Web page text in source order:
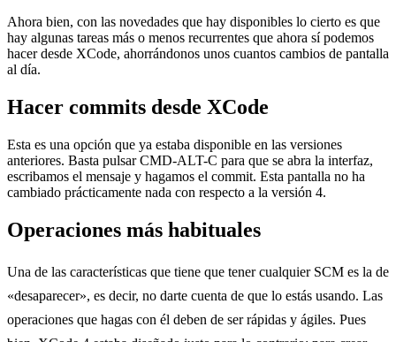
Ahora bien, con las novedades que hay disponibles lo cierto es que
hay algunas tareas más o menos recurrentes que ahora sí podemos
hacer desde XCode, ahorrándonos unos cuantos cambios de pantalla
al día.
Hacer commits desde XCode
Esta es una opción que ya estaba disponible en las versiones
anteriores. Basta pulsar CMD-ALT-C para que se abra la interfaz,
escribamos el mensaje y hagamos el commit. Esta pantalla no ha
cambiado prácticamente nada con respecto a la versión 4.
Operaciones más habituales
Una de las características que tiene que tener cualquier SCM es la de
«desaparecer», es decir, no darte cuenta de que lo estás usando. Las
operaciones que hagas con él deben de ser rápidas y ágiles. Pues